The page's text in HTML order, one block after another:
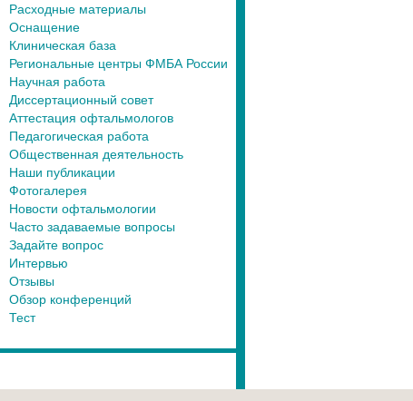
Расходные материалы
Оснащение
Клиническая база
Региональные центры ФМБА России
Научная работа
Диссертационный совет
Аттестация офтальмологов
Педагогическая работа
Общественная деятельность
Наши публикации
Фотогалерея
Новости офтальмологии
Часто задаваемые вопросы
Задайте вопрос
Интервью
Отзывы
Обзор конференций
Тест